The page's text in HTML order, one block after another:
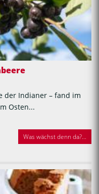
der Indianer – fand im
Osten...
Was wächst denn da?...